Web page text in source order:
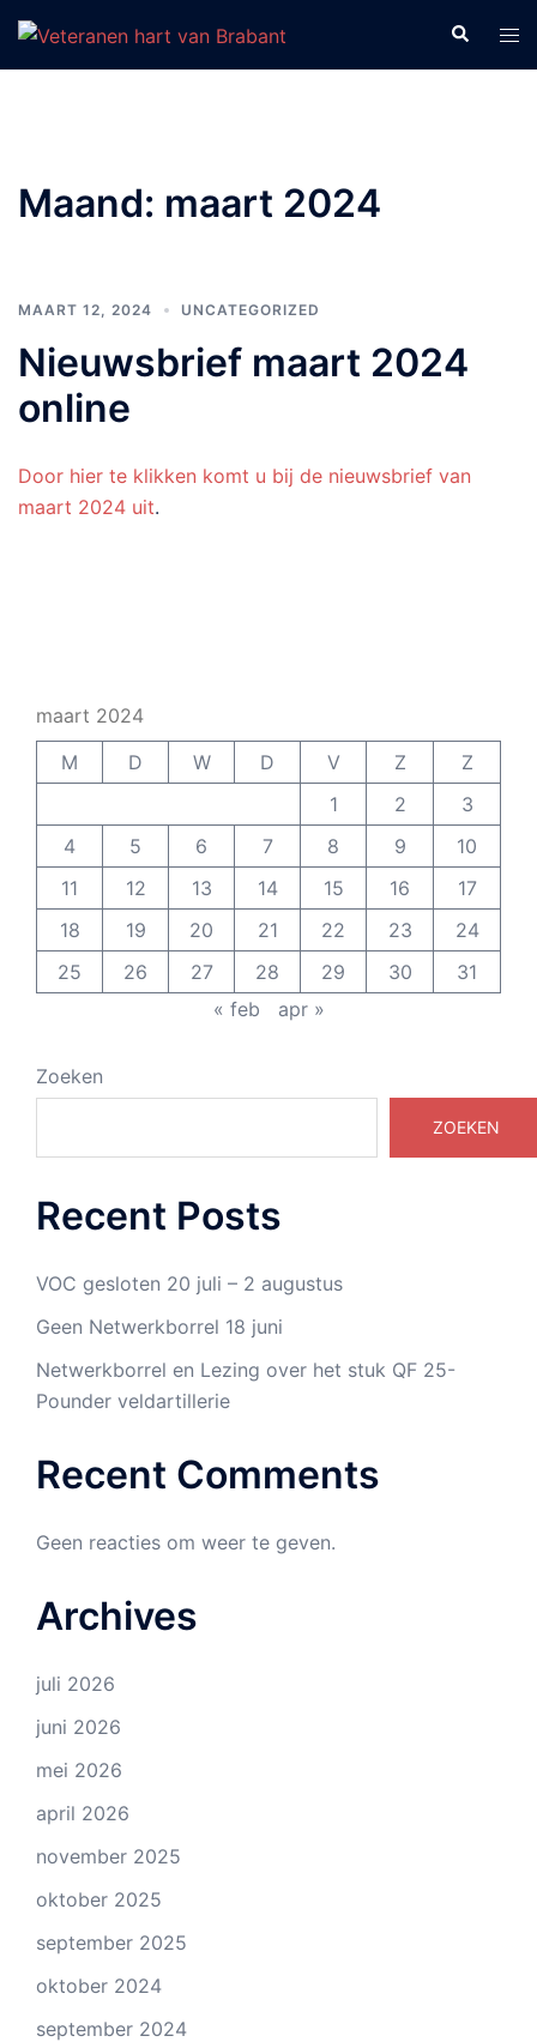
Ga
naar
de
Zoeken
Maand: maart 2024
MAART 12, 2024 UNCATEGORIZED
Nieuwsbrief maart 2024
online
Door hier te klikken komt u bij de nieuwsbrief van
maart 2024 uit.
maart 2024
M
D W D V Z
Z
1
2
3
4
5 6 7 8 9
10
11
12 13 14 15 16
17
18
19 20 21 22 23
24
25
26 27 28 29 30
31
« feb
apr »
Zoeken
ZOEKEN
Recent Posts
VOC gesloten 20 juli – 2 augustus
Geen Netwerkborrel 18 juni
Netwerkborrel en Lezing over het stuk QF 25-
Pounder veldartillerie
Recent Comments
Geen reacties om weer te geven.
Archives
juli 2026
juni 2026
mei 2026
april 2026
november 2025
oktober 2025
september 2025
oktober 2024
september 2024